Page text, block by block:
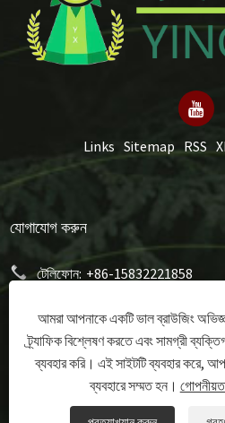
Links Sitemap RSS
যোগাযোগ করুন
টেলিফোন: +86-15832221858
ঠিকানা: তাওয়ুয়ান ওয়েস্ট স্ট্রিট, শুনপিং
কপিরাইট © 2024 Hongxu Machinery
আমরা আপনাকে একটি ভাল ব্রাউজিং
ট্র্যাফিক বিশ্লেষণ করতে এবং সামগ্রী
ব্যবহার করি। এই সাইটটি ব্যবহার করে,
ব্যবহারে সম্মত হন।